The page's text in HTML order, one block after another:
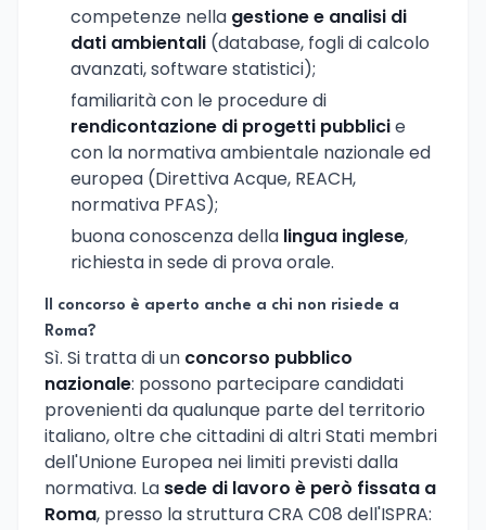
competenze nella gestione e analisi di
dati ambientali (database, fogli di calcolo
avanzati, software statistici);
familiarità con le procedure di
rendicontazione di progetti pubblicie
con la normativa ambientale nazionale ed
europea (Direttiva Acque, REACH,
normativa PFAS);
buona conoscenza della lingua inglese,
richiesta in sede di prova orale.
Il concorso è aperto anche a chi non risiede a
Roma?
Sì. Si tratta di un concorso pubblico
nazionale: possono partecipare candidati
provenienti da qualunque parte del territorio
italiano, oltre che cittadini di altri Stati membri
dell'Unione Europea nei limiti previsti dalla
normativa. La sede di lavoro è però fissata a
Roma, presso la struttura CRA C08 dell'ISPRA: